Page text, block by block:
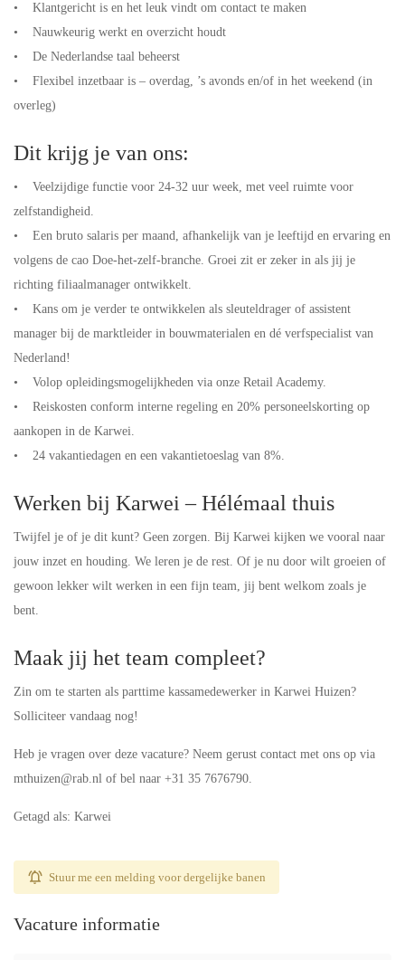
• Klantgericht is en het leuk vindt om contact te maken
• Nauwkeurig werkt en overzicht houdt
• De Nederlandse taal beheerst
• Flexibel inzetbaar is – overdag, ’s avonds en/of in het weekend (in
overleg)
Dit krijg je van ons:
• Veelzijdige functie voor 24-32 uur week, met veel ruimte voor
zelfstandigheid.
• Een bruto salaris per maand, afhankelijk van je leeftijd en ervaring en
volgens de cao Doe-het-zelf-branche. Groei zit er zeker in als jij je
richting filiaalmanager ontwikkelt.
• Kans om je verder te ontwikkelen als sleuteldrager of assistent
manager bij de marktleider in bouwmaterialen en dé verfspecialist van
Nederland!
• Volop opleidingsmogelijkheden via onze Retail Academy.
• Reiskosten conform interne regeling en 20% personeelskorting op
aankopen in de Karwei.
• 24 vakantiedagen en een vakantietoeslag van 8%.
Werken bij Karwei – Hélémaal thuis
Twijfel je of je dit kunt? Geen zorgen. Bij Karwei kijken we vooral naar
jouw inzet en houding. We leren je de rest. Of je nu door wilt groeien of
gewoon lekker wilt werken in een fijn team, jij bent welkom zoals je
bent.
Maak jij het team compleet?
Zin om te starten als parttime kassamedewerker in Karwei Huizen?
Solliciteer vandaag nog!
Heb je vragen over deze vacature? Neem gerust contact met ons op via
mthuizen@rab.nl of bel naar +31 35 7676790.
Getagd als: Karwei
Stuur me een melding voor dergelijke banen
Vacature informatie